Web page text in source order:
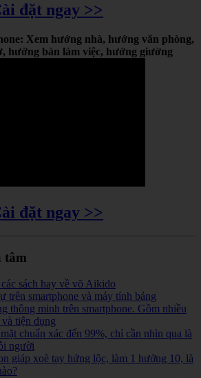
đặt ngay >>
Xem hướng nhà, hướng văn phòng,
hướng bàn làm việc, hướng giường
đặt ngay >>
tâm
sách hay về võ Aikido
trên smartphone và máy tính bảng
thông minh trên smartphone. Gồm nhiều
tiện dụng
chuẩn xác đến 99%, chỉ cần nhìn qua là
người
giáp xoè tay hứng lộc, làm 1 hưởng 10, là